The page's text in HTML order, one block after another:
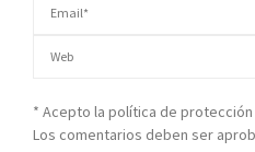
* Acepto la política de
Los comentarios deben ser